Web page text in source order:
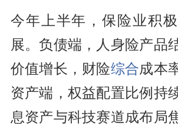
今年上半年，保险业积
展。负债端，人身险产品
价值增长，财险综合成本
资产端，权益配置比例持
息资产与科技赛道成布局